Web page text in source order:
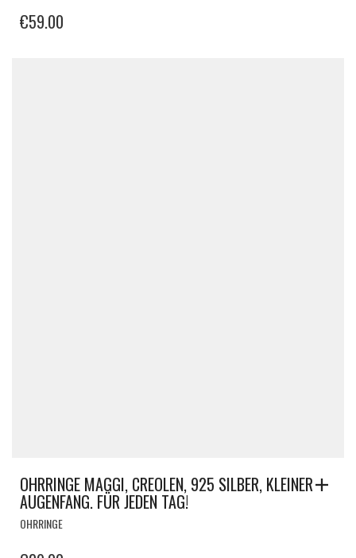
€59.00
OHRRINGE MAGGI, CREOLEN, 925 SILBER, KLEINER
AUGENFANG. FÜR JEDEN TAG!
OHRRINGE